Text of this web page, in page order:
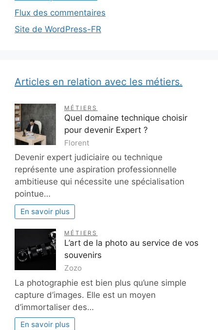
Flux des commentaires
Site de WordPress-FR
Articles en relation avec les métiers.
MÉTIERS
Quel domaine technique choisir
pour devenir Expert ?
Florent
Devenir expert judiciaire ou technique
représente une aspiration professionnelle
ambitieuse qui nécessite une spécialisation
pointue…
En savoir plus
MÉTIERS
L’art de la photo au service de vos
souvenirs
Zozo
La photographie est bien plus qu’une simple
capture d’images. Elle est un moyen
d’immortaliser des…
En savoir plus